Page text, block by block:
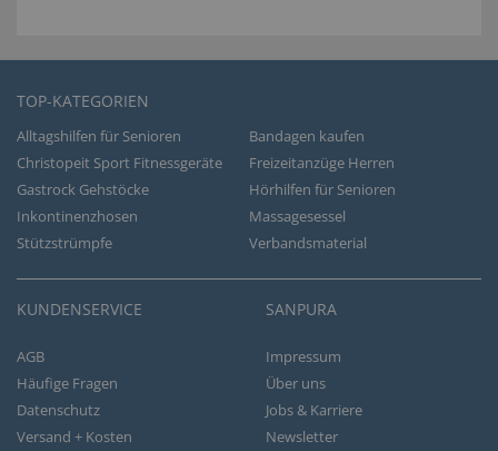
TOP-KATEGORIEN
Alltagshilfen für Senioren
Bandagen kaufen
Christopeit Sport Fitnessgeräte
Freizeitanzüge Herren
Gastrock Gehstöcke
Hörhilfen für Senioren
Inkontinenzhosen
Massagesessel
Stützstrümpfe
Verbandsmaterial
KUNDENSERVICE
AGB
Häufige Fragen
Datenschutz
Versand + Kosten
SANPURA
Impressum
Über uns
Jobs & Karriere
Newsletter